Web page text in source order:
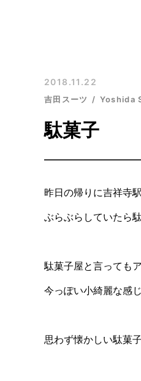
2018.11.22
吉田スーツ Yoshida
駄菓子
昨日の帰りに吉祥寺
ぶらぶらしていたら
駄菓子屋と言っても
今っぽい小綺麗な感
思わず懐かしい駄菓